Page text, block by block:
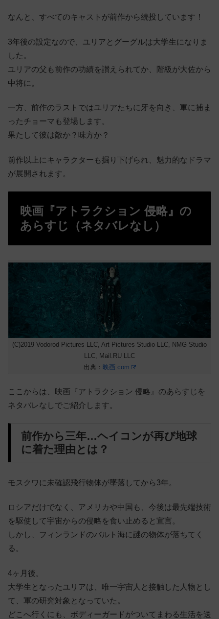
なんと、すべてのキャストが前作から続投しています！
3年後の設定なので、ユリアとグーグルは大学生になりま
した。
ユリアの父も前作の功績を讃えられてか、階級が大佐から
中将に。
一方、前作のラストではユリアたちに牙を向き、軍に捕ま
ったチョーマも登場します。
果たして彼は敵か？味方か？
前作以上にキャラクターも掘り下げられ、魅力的なドラマ
が展開されます。
映画『アトラクション 侵略』の
あらすじ（ネタバレなし）
(C)2019 Vodorod Pictures LLC, Art Pictures Studio LLC, NMG Studio
LLC, Mail.RU LLC
出典： 映画.com
ここからは、映画『アトラクション 侵略』のあらすじを
ネタバレなしでご紹介します。
前作から三年…ヘイコンが再び地球
に着た理由とは？
モスクワに未確認飛行物体が墜落してから3年。
ロシアだけでなく、アメリカや中国も、今後は最先端技術
を駆使して宇宙からの侵略を食い止めると宣言。
しかし、フィンランドのバルト海に謎の物体が落ちてく
る。
4ヶ月後。
大学生となったユリアは、唯一宇宙人と接触した人物とし
て、軍の研究対象となっていた。
どこへ行くにも、ボディーガードがついてまわる生活を送